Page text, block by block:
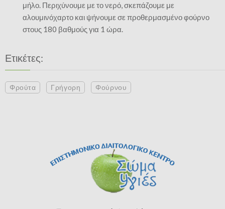
μήλο. Περιχύνουμε με το νερό, σκεπάζουμε με
αλουμινόχαρτο και ψήνουμε σε προθερμασμένο φούρνο
στους 180 βαθμούς για 1 ώρα.
Ετικέτες:
Φρούτα Γρήγορη Φούρνου